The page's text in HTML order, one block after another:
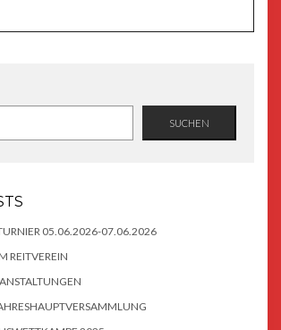
SUCHEN
05.06.2026-07.06.2026
REITVEREIN